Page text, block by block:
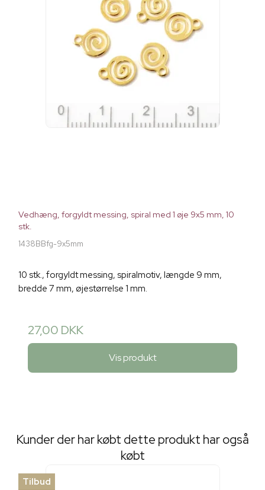
Vedhæng, forgyldt messing, spiral med 1 øje 9x5 mm, 10
stk.
1438BBfg-9x5mm
10 stk., forgyldt messing, spiralmotiv, længde 9 mm,
bredde 7 mm, øjestørrelse 1 mm.
27,00 DKK
Vis produkt
Kunder der har købt dette produkt har også
købt
Tilbud